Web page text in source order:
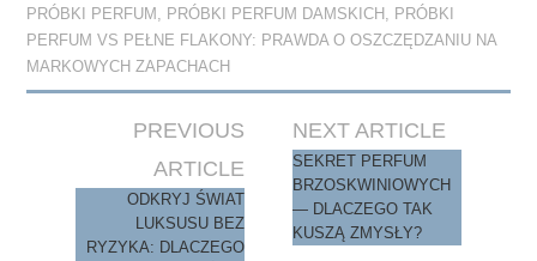
n
PRÓBKI PERFUM
PRÓBKI PERFUM DAMSKICH
PRÓBKI
PERFUM VS PEŁNE FLAKONY: PRAWDA O OSZCZĘDZANIU NA
MARKOWYCH ZAPACHACH
navigation
PREVIOUS
ARTICLE
ODKRYJ ŚWIAT
LUKSUSU BEZ
RYZYKA: DLACZEGO
NEXT ARTICLE
SEKRET PERFUM
BRZOSKWINIOWYCH
— DLACZEGO TAK
KUSZĄ ZMYSŁY?